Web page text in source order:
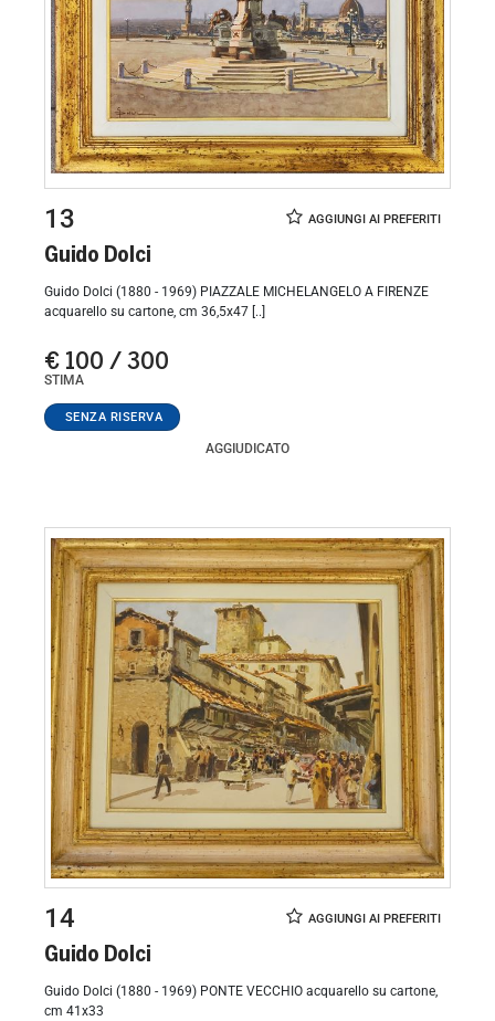
13
Guido Dolci
Guido Dolci (1880 - 1969) PIAZZALE MICHELANGELO A FIRENZE
acquarello su cartone, cm 36,5x47 [..]
€ 100 / 300
STIMA
AGGIUDICATO
14
Guido Dolci
Guido Dolci (1880 - 1969) PONTE VECCHIO acquarello su cartone,
cm 41x33